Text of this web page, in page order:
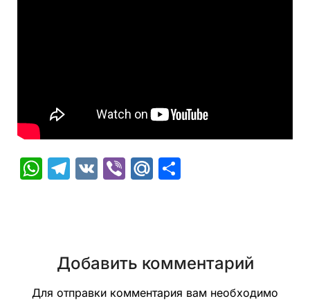
WhatsApp
Telegram
VK ViberMail.Ru
Добавить комментарий
Для отправки комментария вам необходимо